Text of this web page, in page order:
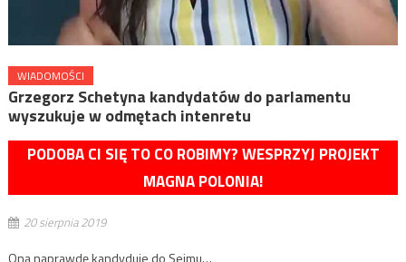
WIADOMOŚCI
Grzegorz Schetyna kandydatów do parlamentu
wyszukuje w odmętach intenretu
PODOBA CI SIĘ TO CO ROBIMY? WESPRZYJ PROJEKT
MAGNA POLONIA!
20 sierpnia 2019
Ona naprawdę kandyduje do Sejmu…